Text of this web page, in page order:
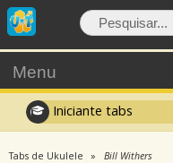
Menu
Iniciante tabs
Tabs de Ukulele Bill Withers